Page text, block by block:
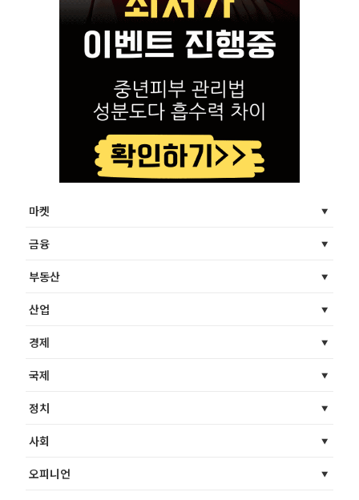
마켓
금융
부동산
산업
경제
국제
정치
사회
오피니언